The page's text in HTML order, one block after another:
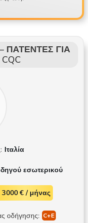
τέλος του έτους Εί
δίκαιη
με αναχώρηση τη Δε
Παρασκευή της άλλ
σύμφωνα με συνεννόη
Σκωτία κ.λπ. Διαν
Schmitz Sko24 Σύσ
συρματοσύστημα πρ
ΠΑΤΕΝΤΕΣ ΓΙΑ
Ιταλία
εσωτερικού
3000 € / μήνας
οδήγησης: